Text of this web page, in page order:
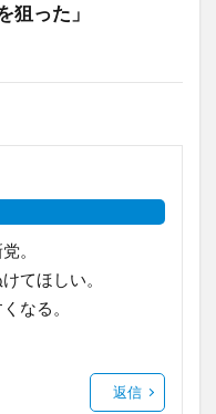
狙った」
。
てほしい。
なる。
返信